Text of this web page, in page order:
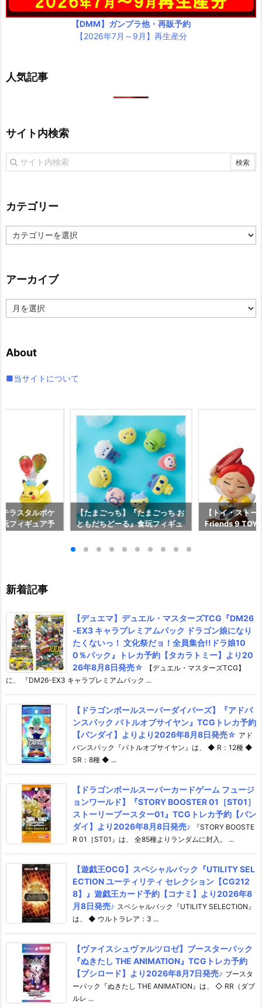
【DMM】ガンプラ他・再販予約
【2026年7月～9月】再生産分
人気記事
サイト内検索
カテゴリー
テ
ー
アーカイブ
ー
ブ
About
■当サイトについて
ラスタルポケ
フィギュア予
【たまごっち】『たまごっち お
ともだちどーる』食玩フィギュ
年8月3日発売♪
【トイ・スト
Friends 9 TOY
新着記事
【デュエマ】デュエル・マスターズTCG『DM26
-EX3 キャラプレミアムパック ドラゴン娘になり
たくないっ！ 文化祭だョ！全員集合!!ドラ娘10
0％パック』トレカ予約【タカラトミー】より20
26年8月8日発売☆
【デュエル・マスターズTCG】
に、 『DM26-EX3 キャラプレミアムパック ...
【ドラゴンボールスーパーダイバーズ】『アドバ
ンスパック バトルオブサイヤン』TCGトレカ予約
【バンダイ】よりより2026年8月8日発売☆ アド
バンスパック『バトルオブサイヤン』は、 ◆ R：12種 ◆
SR：8種 ◆ ...
【ドラゴンボールスーパーカードゲーム フュージ
ョンワールド】『STORY BOOSTER 01［ST01］
ストーリーブースター01』TCGトレカ予約【バン
ダイ】より2026年8月8日発売♪
『STORY BOOSTE
R 01［ST01』は、 全85種よりランダムに封入。 ...
【遊戯王OCG】スペシャルパック『UTILITY SEL
ECTION ユーティリティ セレクション【CG212
8】』遊戯王カード予約【コナミ】より2026年8
月8日発売♪ スペシャルパック『UTILITY SELECTION』
は、 ◆ ウルトラレア：3 ...
【ヴァイスシュヴァルツロゼ】ブースターパック
『ぬきたし THE ANIMATION』TCGトレカ予約
【ブシロード】より2026年8月7日発売♪ ブースタ
ーパック『ぬきたし THE ANIMATION』は、 ◇ RR（ダブ
ルレ ...